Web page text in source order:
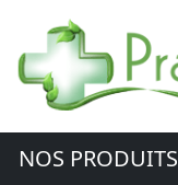
NOS PRODUITS